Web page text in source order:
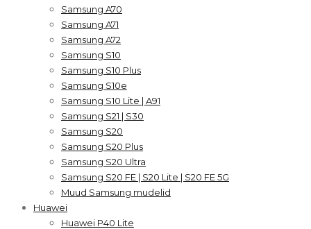
Samsung A70
Samsung A71
Samsung A72
Samsung S10
Samsung S10 Plus
Samsung S10e
Samsung S10 Lite | A91
Samsung S21 | S30
Samsung S20
Samsung S20 Plus
Samsung S20 Ultra
Samsung S20 FE | S20 Lite | S20 FE 5G
Muud Samsung mudelid
Huawei
Huawei P40 Lite